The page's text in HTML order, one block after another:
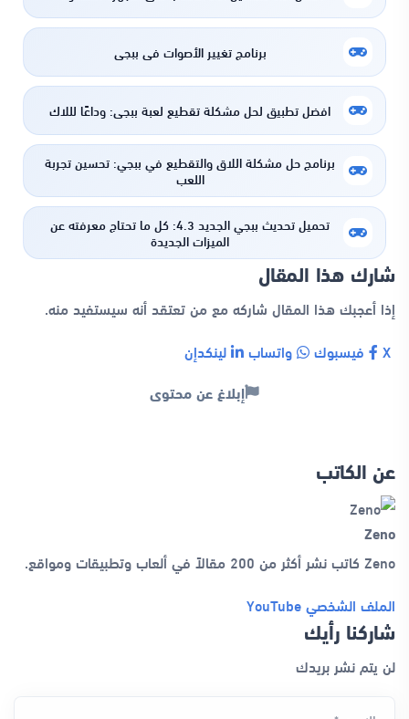
برنامج تغيير الأصوات في ببجي
افضل تطبيق لحل مشكلة تقطيع لعبة ببجي: وداعًا لللاك
برنامج حل مشكلة اللاق والتقطيع في ببجي: تحسين تجربة
اللعب
تحميل تحديث ببجي الجديد 4.3: كل ما تحتاج معرفته عن
الميزات الجديدة
شارك هذا المقال
إذا أعجبك هذا المقال شاركه مع من تعتقد أنه سيستفيد منه.
فيسبوك واتساب لينكدإن
إبلاغ عن محتوى
عن الكاتب
Zeno
Zeno كاتب نشر أكثر من 200 مقالاً في ألعاب وتطبيقات ومواقع.
الملف الشخصي YouTube
شاركنا رأيك
لن يتم نشر بريدك